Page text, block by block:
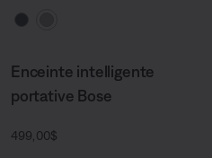
Choisissez la couleur
Enceinte intelligente
portative Bose
Prix :
499,00$